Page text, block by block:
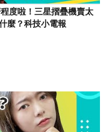
度啦！三星摺疊機賣太
麼？科技小電報